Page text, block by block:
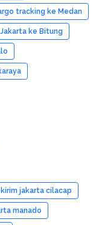
tracking ke Medan
ke Bitung
kirim jakarta cilacap
manado